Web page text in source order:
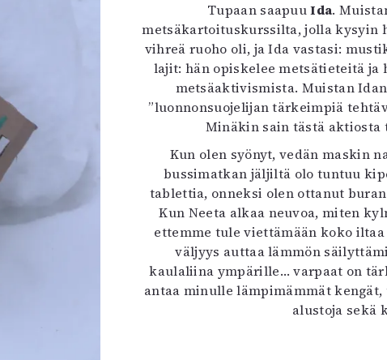
Tupaan saapuuIda.
metsäkartoituskurssilta, jolla kysyin
vihreä ruoho oli, ja Ida vastasi:
lajit: hän opiskelee metsätieteitä ja
metsäaktivismista. Muistan
”luonnonsuojelijan tärkeimpiä
Minäkin sain tästä aktiosta
Kun olen syönyt, vedän maskin
bussimatkan jäljiltä olo tuntuu
tablettia, onneksi olen ottanut
Kun Neeta alkaa neuvoa, miten
ettemme tule viettämään koko
väljyys auttaa lämmön
kaulaliina ympärille… varpaat on
antaa minulle lämpimämmät
alustoja sekä